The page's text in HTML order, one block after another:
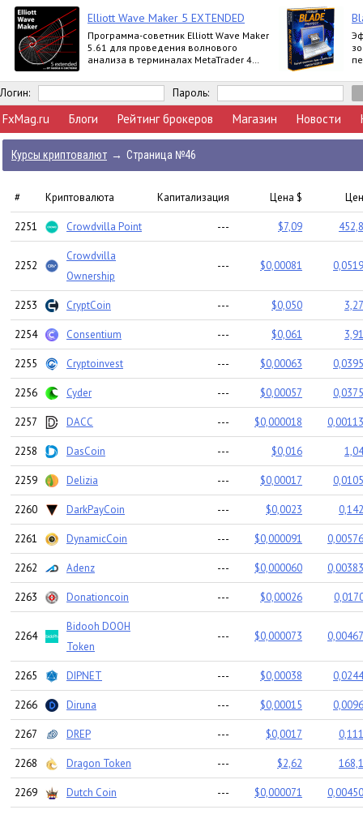
Elliott Wave Maker 5 EXTENDED
Программа-советник Elliott Wave Maker
5.61 для проведения волнового
анализа в терминалах MetaTrader 4
Extended
Логин: Пароль:
FxMag.ru Блоги Рейтинг брокеров Магазин Новости
Курсы криптовалют → Страница №46
# Криптовалюта Капитализация Цена $
2251 Crowdvilla Point --- $7,09
2252
Crowdvilla
Ownership
--- $0,00081
2253 CryptCoin --- $0,050
2254 Consentium --- $0,061
2255 Cryptoinvest --- $0,00063
2256 Cyder --- $0,00057
2257 DACC --- $0,000018
2258 DasCoin --- $0,016
2259 Delizia --- $0,00017
2260 DarkPayCoin --- $0,0023
2261 DynamicCoin --- $0,000091
2262 Adenz --- $0,000060
2263 Donationcoin --- $0,00026
2264
Bidooh DOOH
Token
--- $0,000073
2265 DIPNET --- $0,00038
2266 Diruna --- $0,00015
2267 DREP --- $0,0017
2268 Dragon Token --- $2,62
2269 Dutch Coin --- $0,000071